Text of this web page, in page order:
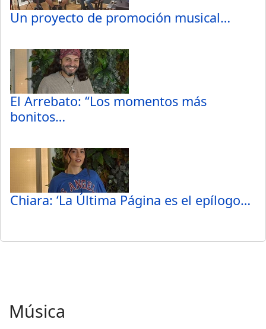
Un proyecto de promoción musical…
El Arrebato: “Los momentos más
bonitos…
Chiara: ‘La Última Página es el epílogo…
Música